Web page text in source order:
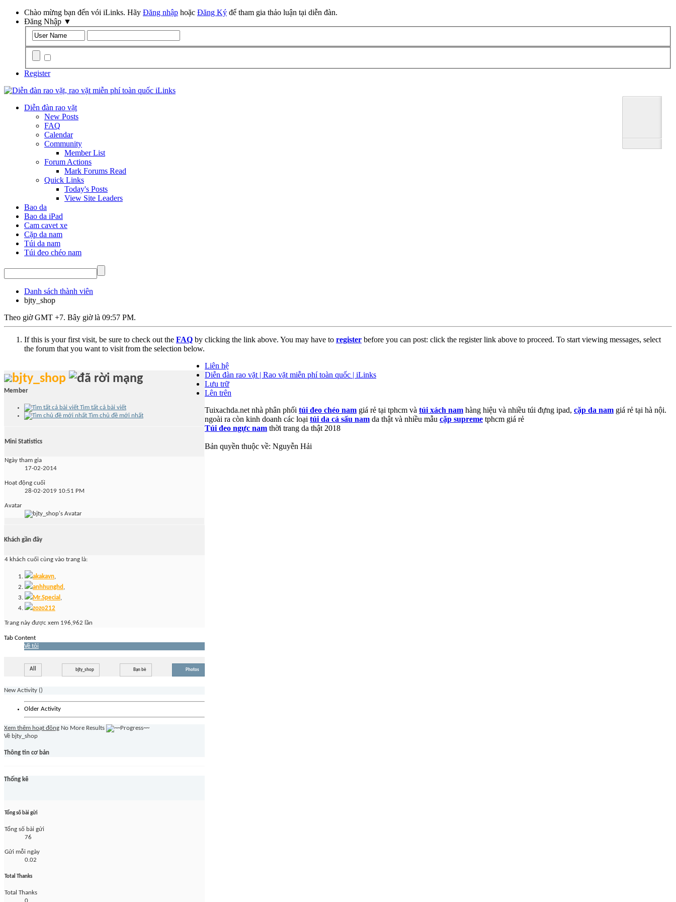
Chào mừng bạn đến vói iLinks. Hãy Đăng nhập hoặc Đăng Ký để tham gia thảo luận tại diễn đàn.
Đăng Nhập ▼
Register
Diễn đàn rao vặt
New Posts
FAQ
Calendar
Community
Member List
Forum Actions
Mark Forums Read
Quick Links
Today's Posts
View Site Leaders
Bao da
Bao da iPad
Cam cavet xe
Cặp da nam
Túi da nam
Túi đeo chéo nam
Danh sách thành viên
bjty_shop
Theo giờ GMT +7. Bây giờ là 09:57 PM.
If this is your first visit, be sure to check out the FAQ by clicking the link above. You may have to register before you can post: click the register link above to proceed. To start viewing messages, select
the forum that you want to visit from the selection below.
bjty_shop
Member
Tìm tất cả bài viết
Tìm chủ đề mới nhất
Mini Statistics
Ngày tham gia
17-02-2014
Hoạt động cuối
28-02-2019 10:51 PM
Avatar
Khách gần đây
4 khách cuối cùng vào trang là:
akakavn,
anhhunghd ,
Mr.Special ,
zozo212
Trang này được xem 196,962 lần
Tab Content
Về tôi
All bjty_shop Bạn bè Photos
New Activity ()
Older Activity
Xem thêm hoạt đông No More Results
Về bjty_shop
Thông tin cơ bản
Thống kê
Tổng số bài gửi
Tổng số bài gửi
76
Gửi mỗi ngày
0.02
Total Thanks
Total Thanks
Liên hệ
Diễn đàn rao vặt | Rao vặt miễn phí toàn quốc | iLinks
Lưu trữ
Lên trên
Tuixachda.net nhà phân phối túi đeo chéo nam giá rẻ tại tphcm và túi xách nam hàng hiệu và nhiều túi đựng ipad, cặp da nam giá rẻ tại hà nội.
ngoài ra còn kinh doanh các loại túi da cá sấu nam da thật và nhiều mẫu cặp supreme tphcm giá rẻ
Túi đeo ngực nam thời trang da thật 2018
Bản quyền thuộc về: Nguyễn Hải